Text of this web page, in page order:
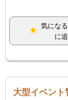
気にな
に
大型イベント